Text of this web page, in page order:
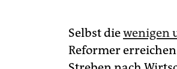
Selbst diewenigen
Reformer